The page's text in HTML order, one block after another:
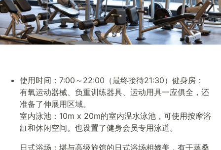
使用时间：7:00～22:00（最终接待21:30） 健身房：
有氧运动器械、负重训练器具、运动用具一应俱全，还
准备了伸展用区域。
室内泳池：10m x 20m的室内温水泳池，可使用按摩浴
缸和休闲空间。也设置了健身会员专用泳道。
日式浴场：堪与高级旅馆的日式浴场相媲美，有干蒸桑